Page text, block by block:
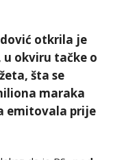
otkrila je
u okviru tačke o
šta se
maraka
emitovala prije